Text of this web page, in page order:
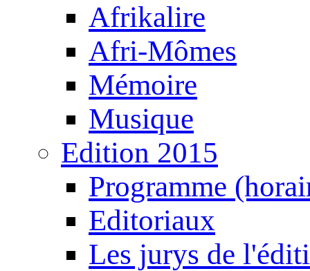
Afrikalire
Afri-Mômes
Mémoire
Musique
Edition 2015
Programme
Editoriaux
Les jurys de